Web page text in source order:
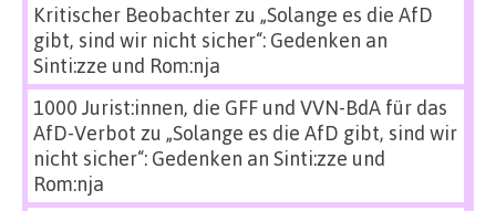
Kritischer Beobachterzu „Solange es die AfD
gibt, sind wir nicht sicher“: Gedenken an
Sinti:zze und Rom:nja
1000 Jurist:innen, die GFF und VVN-BdA für das
AfD-Verbot zu „Solange es die AfD gibt, sind wir
nicht sicher“: Gedenken an Sinti:zze und
Rom:nja